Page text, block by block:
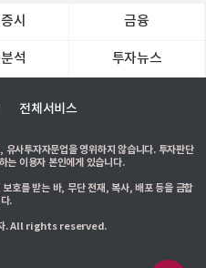
시 금융
석 투자뉴스
전체서비스
사투자자문업을 영위하지 않습니다. 투자판단
는 이용자 본인에게 있습니다.
호를 받는 바, 무단 전재, 복사, 배포 등을 금합
.
. All rights reserved.